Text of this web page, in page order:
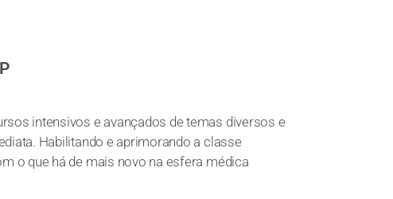
intensivos e avançados de temas diversos e
Habilitando e aprimorando a classe
o que há de mais novo na esfera médica